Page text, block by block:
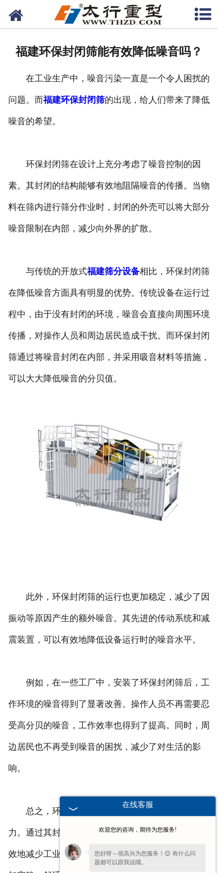
网站首页
福建环保封闭筛能有效降低噪音吗？
在工业生产中，噪音污染一直是一个令人困扰的
问题。而福建环保封闭筛的出现，给人们带来了降低
噪音的希望。
环保封闭筛在设计上充分考虑了噪音控制的因
素。其封闭的结构能够有效地阻隔噪音的传播。当物
料在筛内进行筛分作业时，封闭的外壳可以将大部分
噪音限制在内部，减少向外界的扩散。
与传统的开放式福建筛分设备相比，环保封闭筛
在降低噪音方面具有明显的优势。传统设备在运行过
程中，由于没有封闭的环境，噪音会直接向周围环境
传播，对操作人员和周边居民造成干扰。而环保封闭
筛通过将噪音封闭在内部，并采用吸音材料等措施，
可以大大降低噪音的分贝值。
此外，环保封闭筛的运行也更加稳定，减少了因
振动等原因产生的额外噪音。其先进的传动系统和减
震装置，可以有效地降低设备运行时的噪音水平。
例如，在一些工厂中，安装了环保封闭筛后，工
作环境的噪音得到了显著改善。操作人员不再需要忍
受高分贝的噪音，工作效率也得到了提高。同时，周
边居民也不再受到噪音的困扰，减少了对生活的影
响。
总之，环保封闭筛在降低噪音方面具有很大的潜
力。通过其封闭的结构和一系列的降噪措施，能够有
效地减少工业生产中的噪音污染，为人们创造一个更
在线客服
欢迎您的咨询，期待为您服务!
您好呀～很高兴为您服务！😊 有什么问
题都可以跟我说哦。